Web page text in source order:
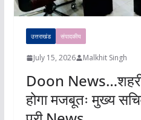
उत्तराखंड संपादकीय
July 15, 2026 Malkhit Singh
Doon News…शहरी
होगा मजबूतः मुख्य